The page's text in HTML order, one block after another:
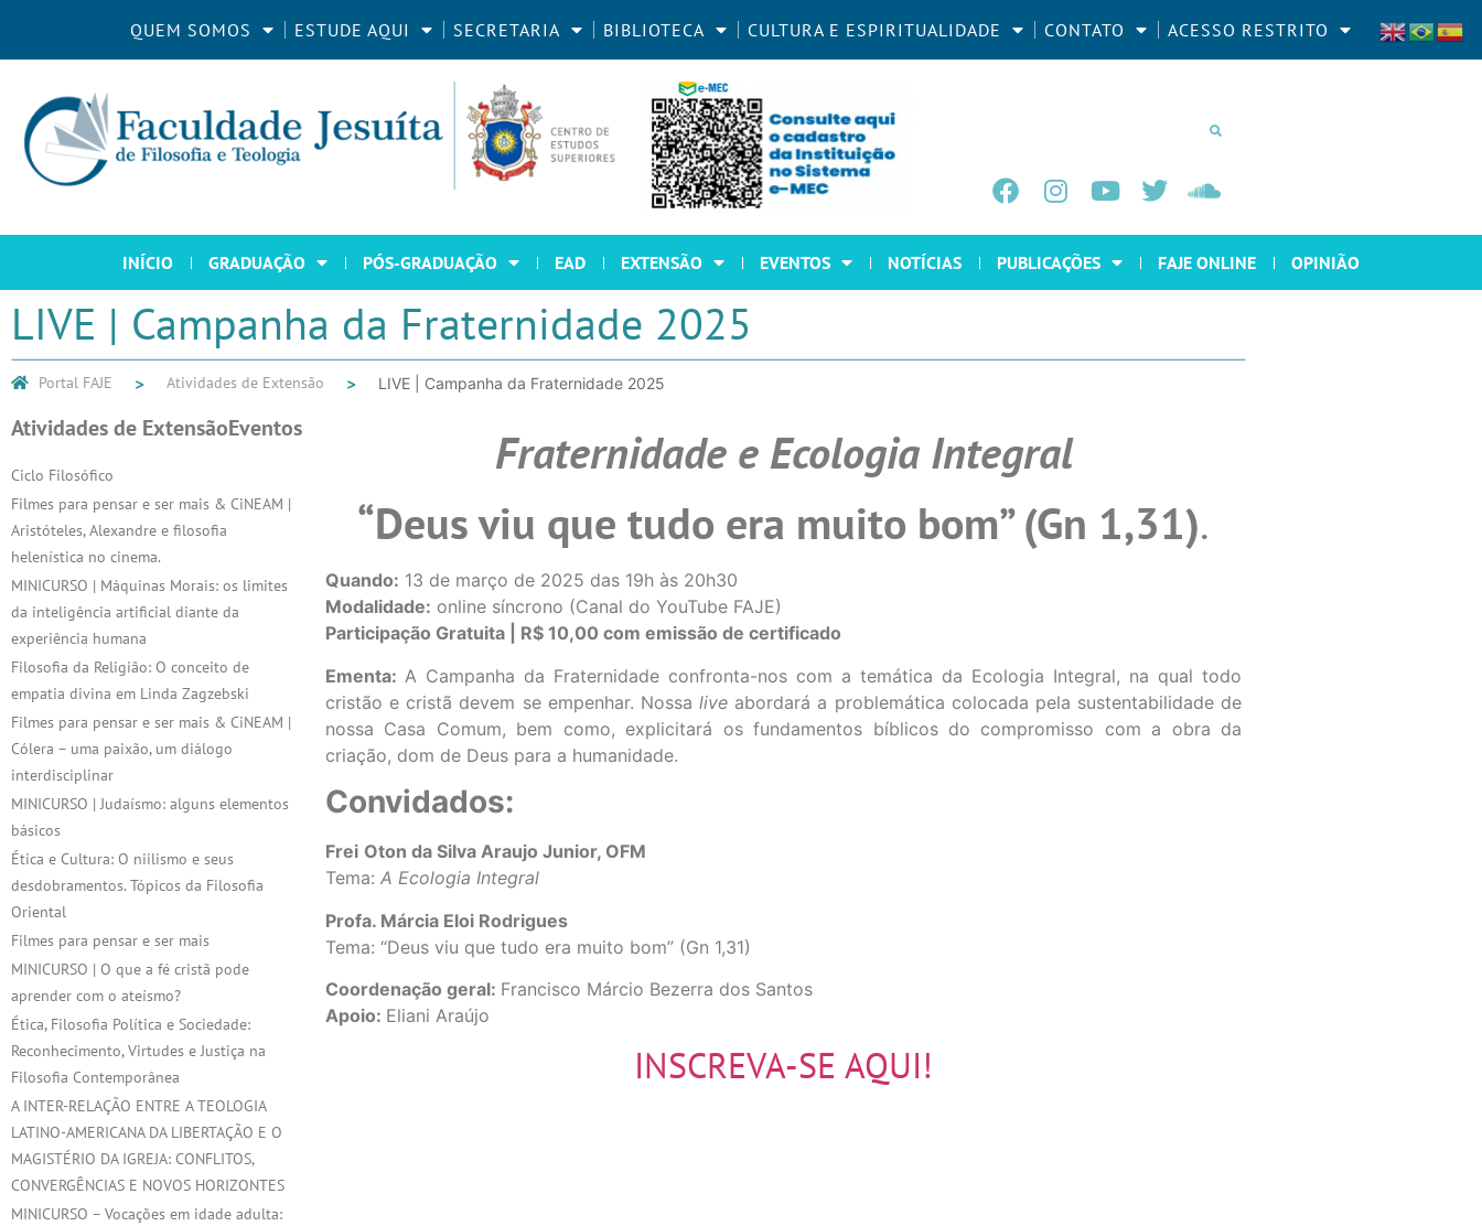
QUEM SOMOS ESTUDE AQUI SECRETARIA BIBLIOTECA CULTURA E ESPIRITUALIDADE CONTATO ACESSO RESTRITO
INÍCIO GRADUAÇÃO PÓS-GRADUAÇÃO EAD EXTENSÃO EVENTOS NOTÍCIAS PUBLICAÇÕES FAJE ONLINE OPINIÃO
LIVE | Campanha da Fraternidade 2025
Portal FAJE Atividades de Extensão LIVE | Campanha da Fraternidade 2025
Atividades de ExtensãoEventos
Ciclo Filosófico
Filmes para pensar e ser mais & CiNEAM |
Aristóteles, Alexandre e filosofia
helenística no cinema.
MINICURSO | Máquinas Morais: os limites
da inteligência artificial diante da
experiência humana
Filosofia da Religião: O conceito de
empatia divina em Linda Zagzebski
Filmes para pensar e ser mais & CiNEAM |
Cólera – uma paixão, um diálogo
interdisciplinar
MINICURSO | Judaísmo: alguns elementos
básicos
Ética e Cultura: O niilismo e seus
desdobramentos. Tópicos da Filosofia
Oriental
Filmes para pensar e ser mais
MINICURSO | O que a fé cristã pode
aprender com o ateísmo?
Ética, Filosofia Política e Sociedade:
Reconhecimento, Virtudes e Justiça na
Filosofia Contemporânea
A INTER-RELAÇÃO ENTRE A TEOLOGIA
LATINO-AMERICANA DA LIBERTAÇÃO E O
MAGISTÉRIO DA IGREJA: CONFLITOS,
CONVERGÊNCIAS E NOVOS HORIZONTES
MINICURSO – Vocações em idade adulta:
Fraternidade e Ecologia Integral
“Deus viu que tudo era muito bom” (Gn 1,31).
Quando: 13 de março de 2025 das 19h às 20h30
Modalidade: online síncrono (Canal do YouTube FAJE)
Participação Gratuita | R$ 10,00 com emissão de certificado
Ementa: A Campanha da Fraternidade confronta-nos com a temática da Ecologia Integral, na qual todo
cristão e cristã devem se empenhar. Nossalive abordará a problemática colocada pela sustentabilidade de
nossa Casa Comum, bem como, explicitará os fundamentos bíblicos do compromisso com a obra da
criação, dom de Deus para a humanidade.
Convidados:
Frei Oton da Silva Araujo Junior, OFM
Tema: A Ecologia Integral
Profa. Márcia Eloi Rodrigues
Tema: “Deus viu que tudo era muito bom” (Gn 1,31)
Coordenação geral: Francisco Márcio Bezerra dos Santos
Apoio: Eliani Araújo
INSCREVA-SE AQUI!